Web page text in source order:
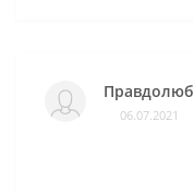
Правдолюб
06.07.2021